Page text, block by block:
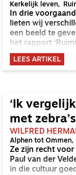
Kerkelijk leven
In drie
lieten wij
een beeld te
het rapport
plekken in het
met enkele
duidelijk is dat
binnen de NGK.
LEES ARTIKEL
‘Ik
met
WILFRED
Alphen tot Ommen
Ze zijn recht voor
Paul van der
in die cultuur